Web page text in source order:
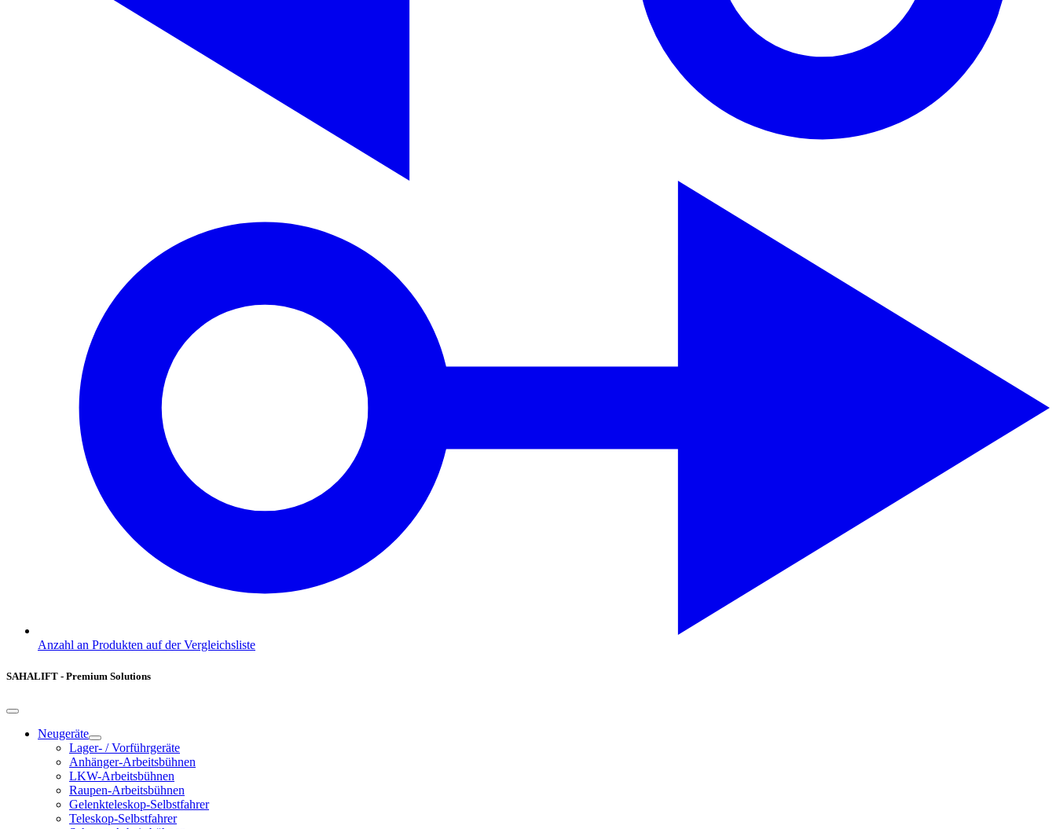
Anzahl an Produkten auf der Vergleichsliste
SAHALIFT - Premium Solutions
Neugeräte
Lager- / Vorführgeräte
Anhänger-Arbeitsbühnen
LKW-Arbeitsbühnen
Raupen-Arbeitsbühnen
Gelenkteleskop-Selbstfahrer
Teleskop-Selbstfahrer